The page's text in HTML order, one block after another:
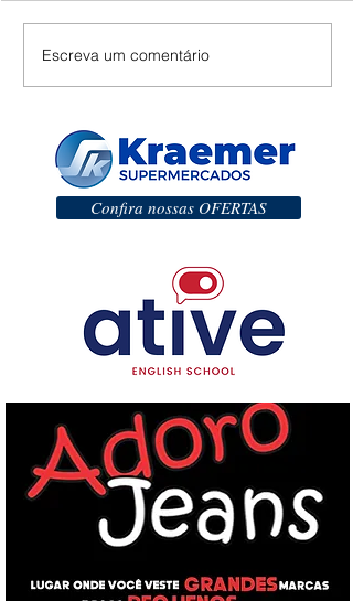
Escreva um comentário
Confira nossas OFERTAS